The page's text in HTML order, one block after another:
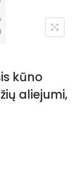
kūno
aliejumi,